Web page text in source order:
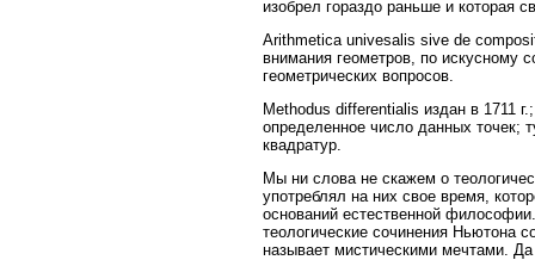
изобрел гораздо раньше и которая
Arithmetica univesalis sive de
внимания геометров, по искусному
геометрических вопросов.
Methodus differentialis издан в 1711
определенное число данных точек;
квадратур.
Мы ни слова не скажем о
употреблял на них свое время,
оснований естественной
теологические сочинения Ньютона
называет мистическими мечтами.